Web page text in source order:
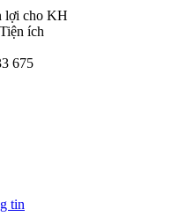
lợi cho KH
ích
675
tin